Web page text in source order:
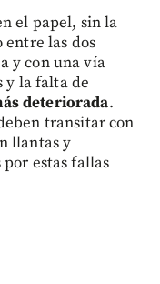
el papel, sin la
las dos
y con una vía
y la falta de
deteriorada.
transitar con
llantas y
estas fallas